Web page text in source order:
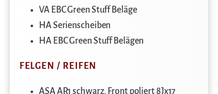
VA EBC Green Stuff Beläge
HA Serienscheiben
HA EBC Green Stuff Belägen
FELGEN / REIFEN
ASA AR1 schwarz, Front poliert 8Jx17